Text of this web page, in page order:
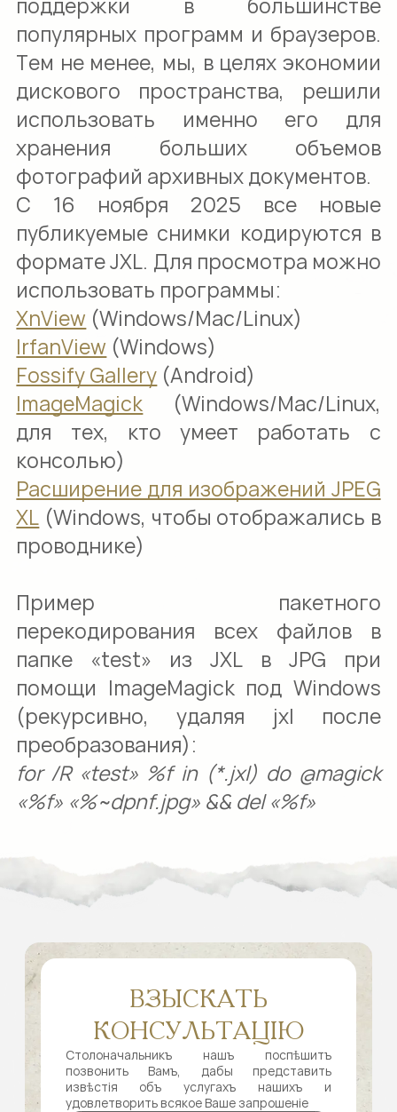
поддержки в большинстве
популярных программ и браузеров.
Тем не менее, мы, в целях экономии
дискового пространства, решили
использовать именно его для
хранения больших объемов
фотографий архивных документов.
С 16 ноября 2025 все новые
публикуемые снимки кодируются в
формате JXL. Для просмотра можно
использовать программы:
XnView (Windows/Mac/Linux)
IrfanView (Windows)
Fossify Gallery (Android)
ImageMagick (Windows/Mac/Linux,
для тех, кто умеет работать с
консолью)
Расширение для изображений JPEG
XL (Windows, чтобы отображались в
проводнике)
Пример пакетного
перекодирования всех файлов в
папке «test» из JXL в JPG при
помощи ImageMagick под Windows
(рекурсивно, удаляя jxl после
преобразования):
for /R «test» %f in (*.jxl) do @magick
«%f» «%~dpnf.jpg» && del «%f»
ВЗЫСКАТЬ
КОНСУЛЬТАЦІЮ
Столоначальникъ нашъ поспѣшитъ
позвонить Вамъ, дабы представить
извѣстія объ услугахъ нашихъ и
удовлетворить всякое Ваше запрошеніе